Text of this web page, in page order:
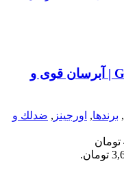
کرم آبرسان اوریجینز مدل GinZing | آبرسان قوی و
, برندها, اورجينز , ضدلك و
قیمت اصلی: 4,200,000 تومان